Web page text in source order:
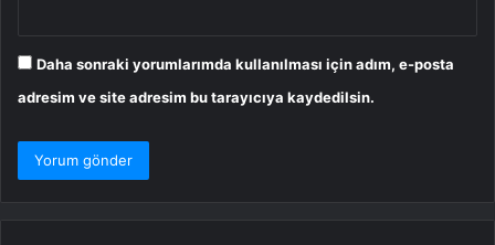
Daha sonraki yorumlarımda kullanılması için adım, e-posta
adresim ve site adresim bu tarayıcıya kaydedilsin.